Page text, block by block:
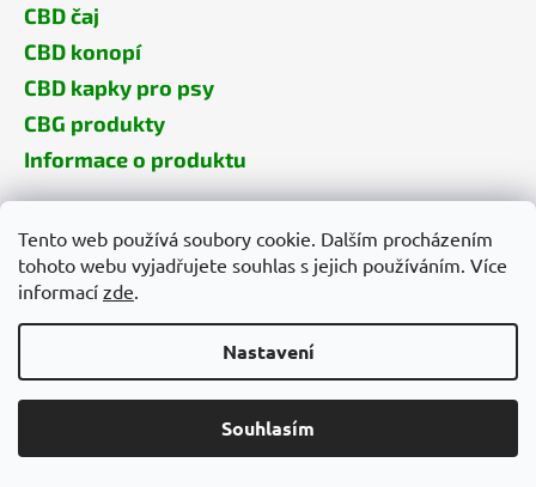
Tento web používá soubory cookie. Dalším procházením
tohoto webu vyjadřujete souhlas s jejich používáním. Více
informací zde.
Nastavení
Souhlasím
CBD čaj
CBD konopí
CBD kapky pro psy
CBG produkty
Informace o produktu
Konopný magazín
O konopí
Konopné produkty
Konopí v zájmu vědy
Léčba konopím a životní příběhy
Vše o konopné kosmetice